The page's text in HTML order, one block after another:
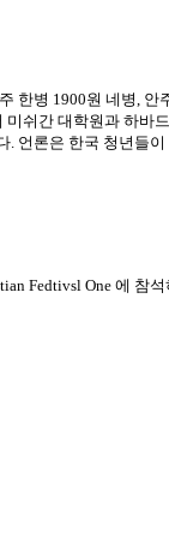
한병 1900원 네병, 안
쉬간 대학원과 하바
. 언론은 한국 청년들이
Fedtivsl One 에 참석